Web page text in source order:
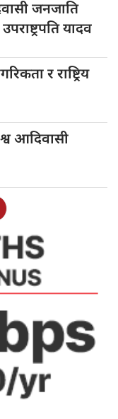
जनजाति
यादव
र राष्ट्रिय
आदिवासी